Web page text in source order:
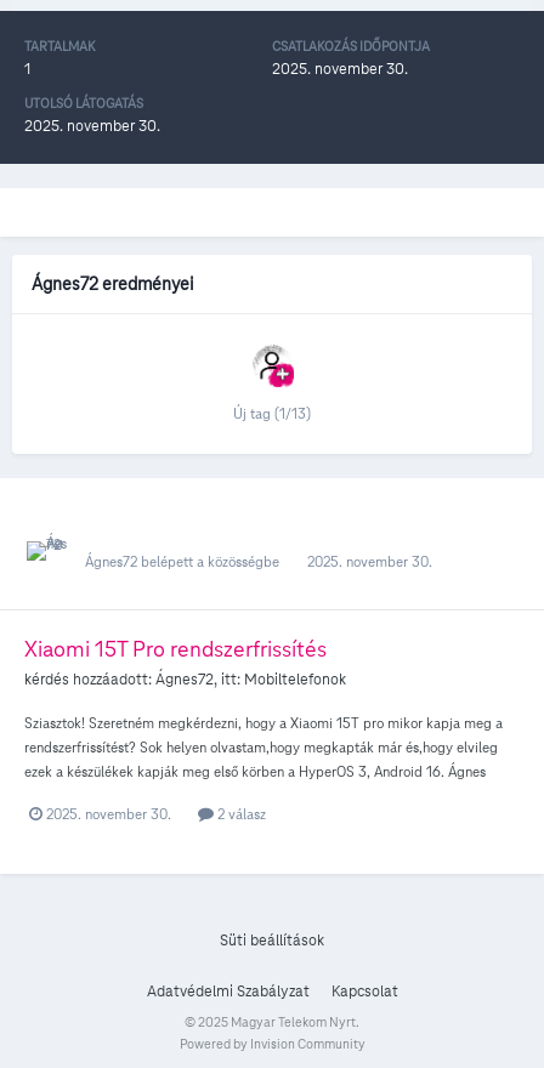
TARTALMAK
1
CSATLAKOZÁS IDŐPONTJA
2025. november 30.
UTOLSÓ LÁTOGATÁS
2025. november 30.
Ágnes72 eredményei
Új tag (1/13)
Ágnes72 belépett a közösségbe 2025. november 30.
Xiaomi 15T Pro rendszerfrissítés
kérdés hozzáadott:Ágnes72, itt: Mobiltelefonok
Sziasztok! Szeretném megkérdezni, hogy a Xiaomi 15T pro mikor kapja meg a
rendszerfrissítést? Sok helyen olvastam,hogy megkapták már és,hogy elvileg
ezek a készülékek kapják meg első körben a HyperOS 3, Android 16. Ágnes
2025. november 30. 2 válasz
Süti beállítások
Adatvédelmi Szabályzat Kapcsolat
© 2025 Magyar Telekom Nyrt.
Powered by Invision Community